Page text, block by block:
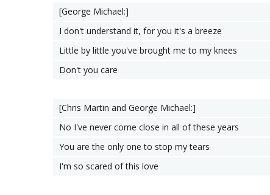
[George Michael:]
I don't understand it, for you it's a breeze
Little by little you've brought me to my knees
Don't you care
[Chris Martin and George Michael:]
No I've never come close in all of these years
You are the only one to stop my tears
I'm so scared of this love